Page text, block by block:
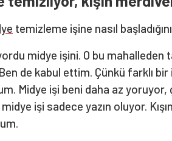
temizleme işine nasıl
midye işini. O bu mahalleden
de kabul ettim. Çünkü farklı bir
Midye işi beni daha az
işi sadece yazın oluyor.